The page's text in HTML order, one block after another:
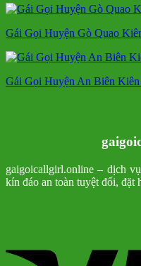
Gái Gọi Huyện Gò Quao
Gái Gọi Huyện An Biên
gaigoicallgirl.online – dịch
kín đáo an toàn tuyệt đối, đặt